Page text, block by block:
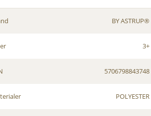
BY ASTRUP®
3+
5706798843748
POLYESTER